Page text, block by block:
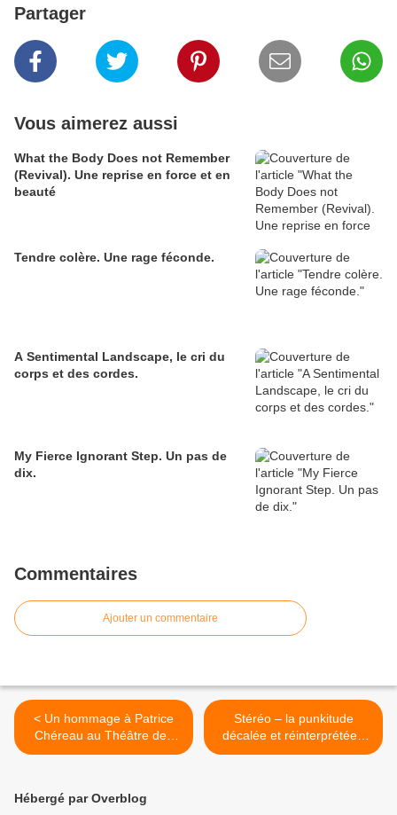
Partager
Vous aimerez aussi
What the Body Does not Remember
(Revival). Une reprise en force et en
beauté
Tendre colère. Une rage féconde.
A Sentimental Landscape, le cri du
corps et des cordes.
My Fierce Ignorant Step. Un pas de
dix.
Commentaires
Ajouter un commentaire
< Un hommage à Patrice
Chéreau au Théâtre des
Amandiers de Nanterre.
Stéréo – la punkitude
décalée et réinterprétée -
humour et excellence
Hébergé par Overblog